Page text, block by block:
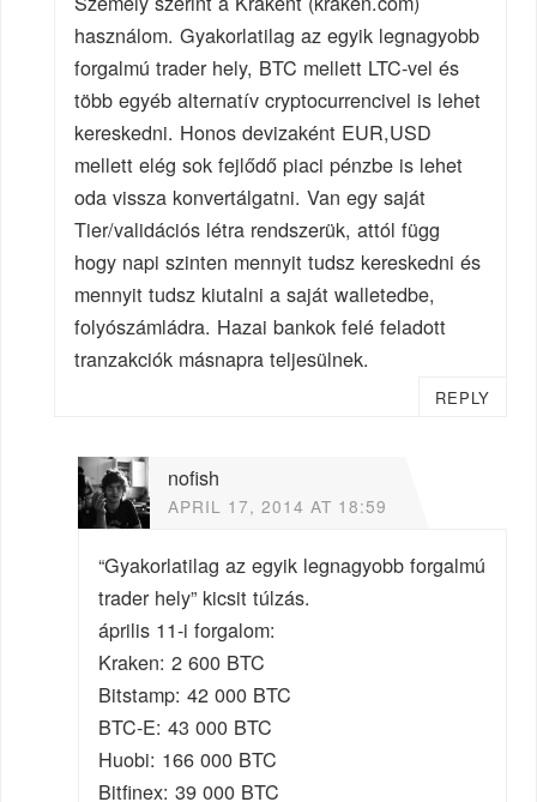
használom. Gyakorlatilag az egyik legnagyobb
forgalmú trader hely, BTC mellett LTC-vel és
több egyéb alternatív cryptocurrencivel is lehet
kereskedni. Honos devizaként EUR,USD
mellett elég sok fejlődő piaci pénzbe is lehet
oda vissza konvertálgatni. Van egy saját
Tier/validációs létra rendszerük, attól függ
hogy napi szinten mennyit tudsz kereskedni és
mennyit tudsz kiutalni a saját walletedbe,
folyószámládra. Hazai bankok felé feladott
tranzakciók másnapra teljesülnek.
REPLY
nofish
APRIL 17, 2014 AT 18:59
“Gyakorlatilag az egyik legnagyobb forgalmú
trader hely” kicsit túlzás.
április 11-i forgalom:
Kraken: 2 600 BTC
Bitstamp: 42 000 BTC
BTC-E: 43 000 BTC
Huobi: 166 000 BTC
Bitfinex: 39 000 BTC